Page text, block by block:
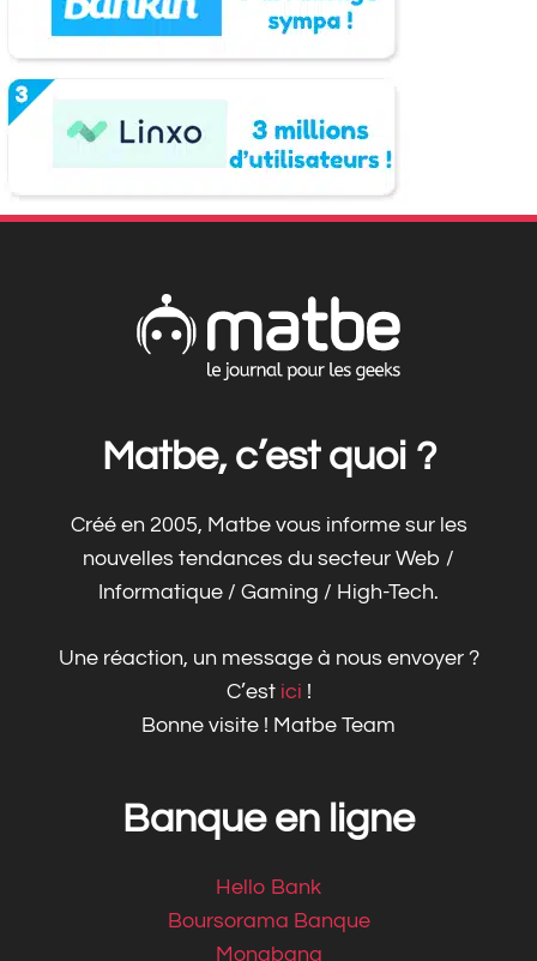
Matbe, c’est quoi ?
Créé en 2005, Matbe vous informe sur les
nouvelles tendances du secteur Web /
Informatique / Gaming / High-Tech.
Une réaction, un message à nous envoyer ?
C’est ici !
Bonne visite ! Matbe Team
Banque en ligne
Hello Bank
Boursorama Banque
Monabanq